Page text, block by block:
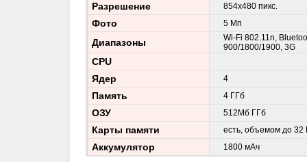
Разрешение 854x480 пикс.
Фото 5 Мп
Диапазоны
Wi-Fi 802.11n,
900/1800/1900, 3G
CPU
Ядер
4
Память 4 ГГб
ОЗУ 512Мб ГГб
Карты памяти есть, объемом до 32
Аккумулятор 1800 мАч